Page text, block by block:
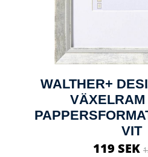
WALTHER+
VIT
119 SEK